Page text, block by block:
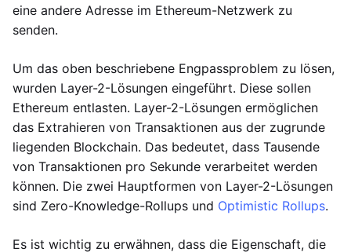
eine andere Adresse im Ethereum-Netzwerk zu
senden.
Um das oben beschriebene Engpassproblem zu lösen,
wurden Layer-2-Lösungen eingeführt. Diese sollen
Ethereum entlasten. Layer-2-Lösungen ermöglichen
das Extrahieren von Transaktionen aus der zugrunde
liegenden Blockchain. Das bedeutet, dass Tausende
von Transaktionen pro Sekunde verarbeitet werden
können. Die zwei Hauptformen von Layer-2-Lösungen
sind Zero-Knowledge-Rollups und Optimistic Rollups.
Es ist wichtig zu erwähnen, dass die Eigenschaft, die